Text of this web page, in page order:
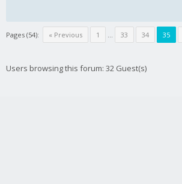
Pages (54): « Previous 1 … 33 34 35
Users browsing this forum: 32 Guest(s)